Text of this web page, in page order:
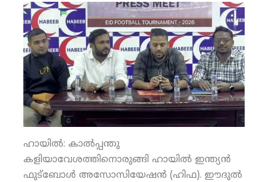
ഹായില്‍: കാല്‍പ്പന്തു
കളിയാവേശത്തിനൊരുങ്ങി ഹായില്‍ ഇന്ത്യന്‍
ഫുട്‌ബോള്‍ അസോസിയേഷന്‍ (ഹിഫ). ഈദുല്‍